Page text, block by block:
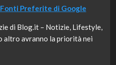
Preferite di Google
di Blog.it – Notizie, Lifestyle,
altro avranno la priorità nei